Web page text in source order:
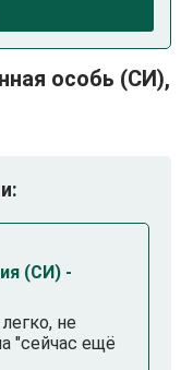
особь (СИ),
(СИ) -
не
"сейчас ещё